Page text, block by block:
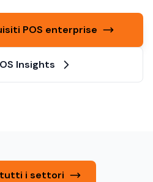
POS enterprise
Insights
tutti i settori